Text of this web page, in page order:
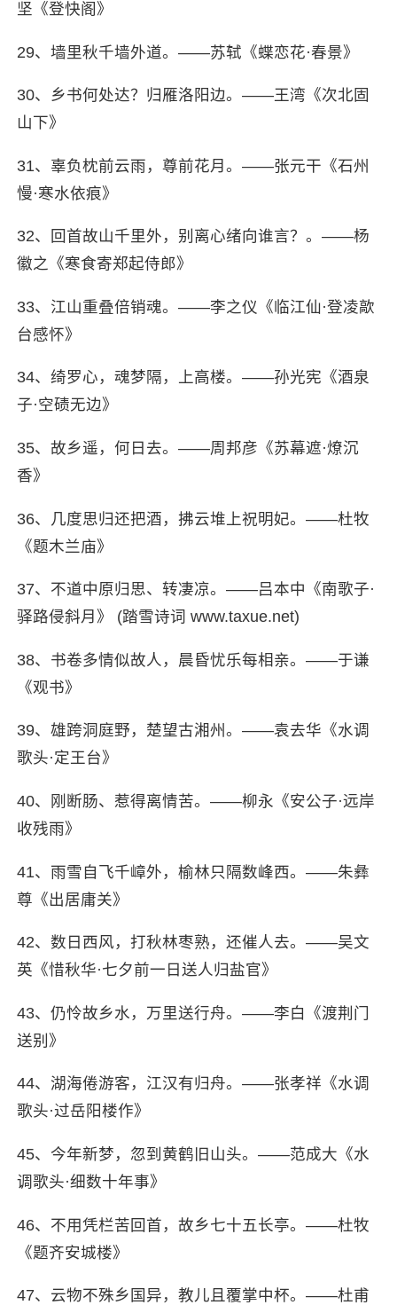
坚《登快阁》
29、墙里秋千墙外道。——苏轼《蝶恋花·春景》
30、乡书何处达？归雁洛阳边。——王湾《次北固
山下》
31、辜负枕前云雨，尊前花月。——张元干《石州
慢·寒水依痕》
32、回首故山千里外，别离心绪向谁言？。——杨
徽之《寒食寄郑起侍郎》
33、江山重叠倍销魂。——李之仪《临江仙·登凌歊
台感怀》
34、绮罗心，魂梦隔，上高楼。——孙光宪《酒泉
子·空碛无边》
35、故乡遥，何日去。——周邦彦《苏幕遮·燎沉
香》
36、几度思归还把酒，拂云堆上祝明妃。——杜牧
《题木兰庙》
37、不道中原归思、转凄凉。——吕本中《南歌子·
驿路侵斜月》 (踏雪诗词 www.taxue.net)
38、书卷多情似故人，晨昏忧乐每相亲。——于谦
《观书》
39、雄跨洞庭野，楚望古湘州。——袁去华《水调
歌头·定王台》
40、刚断肠、惹得离情苦。——柳永《安公子·远岸
收残雨》
41、雨雪自飞千嶂外，榆林只隔数峰西。——朱彝
尊《出居庸关》
42、数日西风，打秋林枣熟，还催人去。——吴文
英《惜秋华·七夕前一日送人归盐官》
43、仍怜故乡水，万里送行舟。——李白《渡荆门
送别》
44、湖海倦游客，江汉有归舟。——张孝祥《水调
歌头·过岳阳楼作》
45、今年新梦，忽到黄鹤旧山头。——范成大《水
调歌头·细数十年事》
46、不用凭栏苦回首，故乡七十五长亭。——杜牧
《题齐安城楼》
47、云物不殊乡国异，教儿且覆掌中杯。——杜甫